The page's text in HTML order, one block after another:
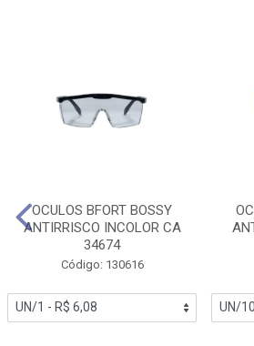
OCULOS BFORT BOSSY
ANTIRRISCO INCOLOR CA
34674
Código: 130616